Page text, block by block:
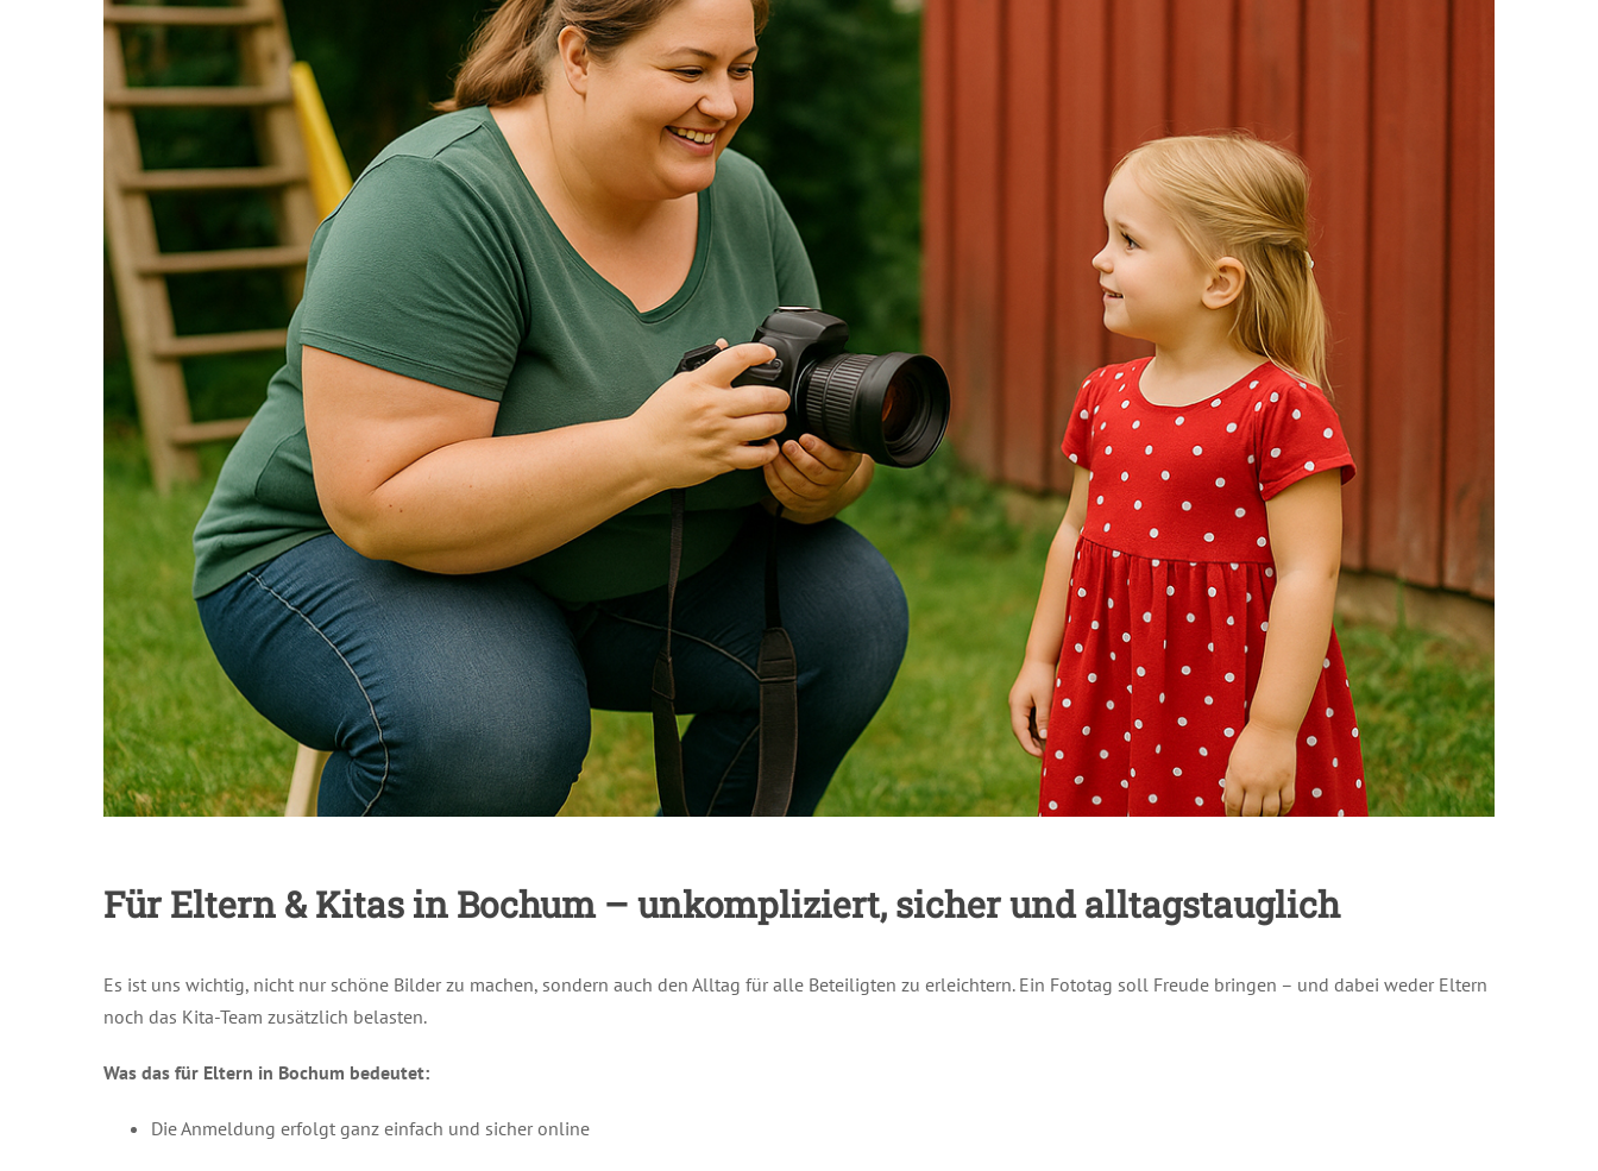
Für Eltern & Kitas in Bochum – unkompliziert, sicher und alltagstauglich
Es ist uns wichtig, nicht nur schöne Bilder zu machen, sondern auch den Alltag für alle Beteiligten zu erleichtern. Ein Fototag soll Freude bringen – und dabei weder Eltern
noch das Kita-Team zusätzlich belasten.
Was das für Eltern in Bochum bedeutet:
Die Anmeldung erfolgt ganz einfach und sicher online